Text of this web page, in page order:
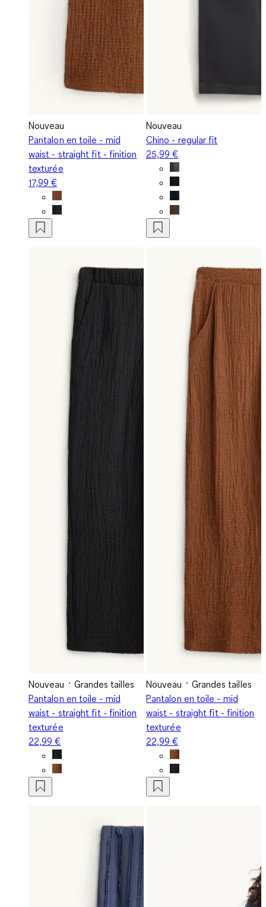
Nouveau
Pantalon en toile - mid
waist - straight fit - finition
texturée
17,99 €
Nouveau
Chino - regular fit
25,99 €
Nouveau
Grandes tailles
Pantalon en toile - mid
waist - straight fit - finition
texturée
22,99 €
Nouveau
Grandes tailles
Pantalon en toile - mid
waist - straight fit - finition
texturée
22,99 €